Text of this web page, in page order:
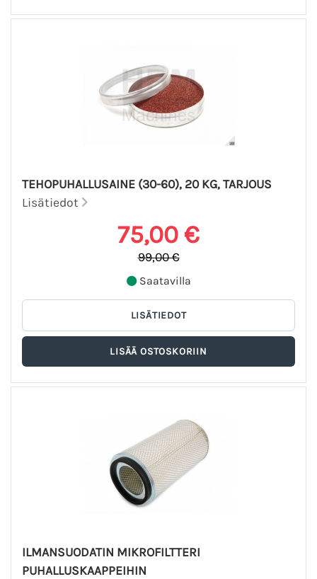
TEHOPUHALLUSAINE (30-60), 20 KG, TARJOUS
Lisätiedot
75,00 €
99,00 €
Saatavilla
ILMANSUODATIN MIKROFILTTERI
PUHALLUSKAAPPEIHIN